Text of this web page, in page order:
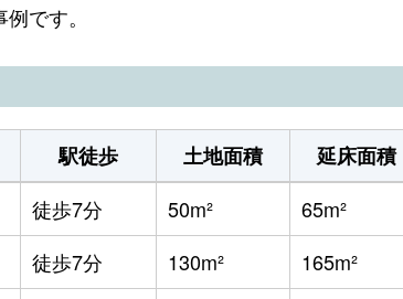
です。
駅徒歩 土地面積 延床面積
徒歩7分 50m² 65m²
徒歩7分 130m² 165m²